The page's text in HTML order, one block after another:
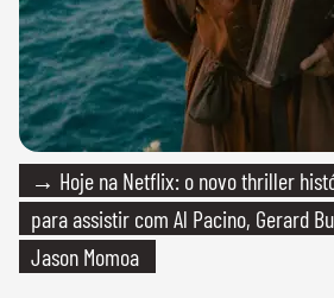
→ Hoje na Netflix: o novo thriller
para assistir com Al Pacino, Gerard
Jason Momoa